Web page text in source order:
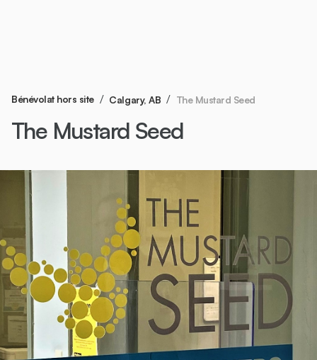
Bénévolat hors site / Calgary, AB / The Mustard Seed
The Mustard Seed